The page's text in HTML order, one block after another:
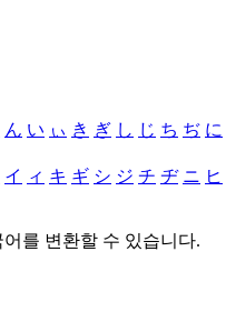
ん い ぃ き ぎ し じ ち ぢ に
イ ィ キ ギ シ ジ チ ヂ ニ ヒ
를 변환할 수 있습니다.